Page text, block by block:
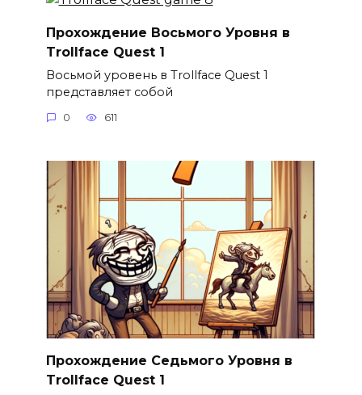
Прохождение Восьмого Уровня в
Trollface Quest 1
Восьмой уровень в Trollface Quest 1
представляет собой
0 611
Прохождение Седьмого Уровня в
Trollface Quest 1